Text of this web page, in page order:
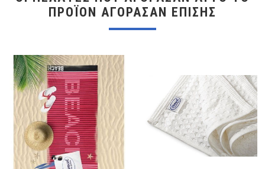
ΠΡΟΪΌΝ ΑΓΌΡΑΣΑΝ ΕΠΊΣΗΣ